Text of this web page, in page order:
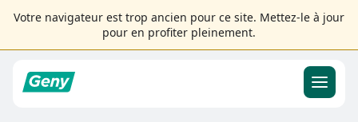
Votre navigateur est trop ancien pour ce site. Mettez-le à jour
pour en profiter pleinement.